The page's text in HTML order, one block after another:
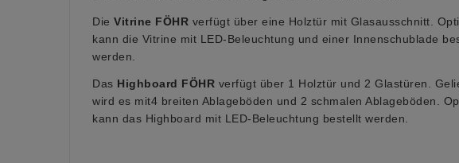
Die Vitrine FÖHR verfügt über eine Holztür mit Glasausschnitt.
kann die Vitrine mit LED-Beleuchtung und einer Innenschublade
werden.
Das Highboard FÖHR verfügt über 1 Holztür und 2 Glastüren.
wird es mit4 breiten Ablageböden und 2 schmalen Ablageböden.
kann das Highboard mit LED-Beleuchtung bestellt werden.